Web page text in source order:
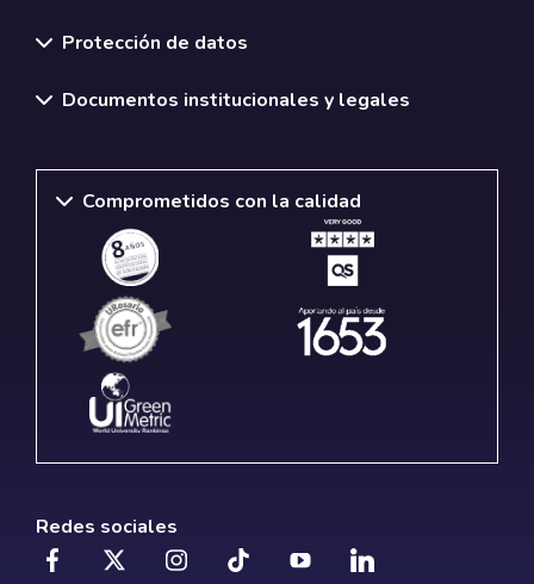
Protección de datos
Documentos institucionales y legales
Comprometidos con la calidad
Redes sociales